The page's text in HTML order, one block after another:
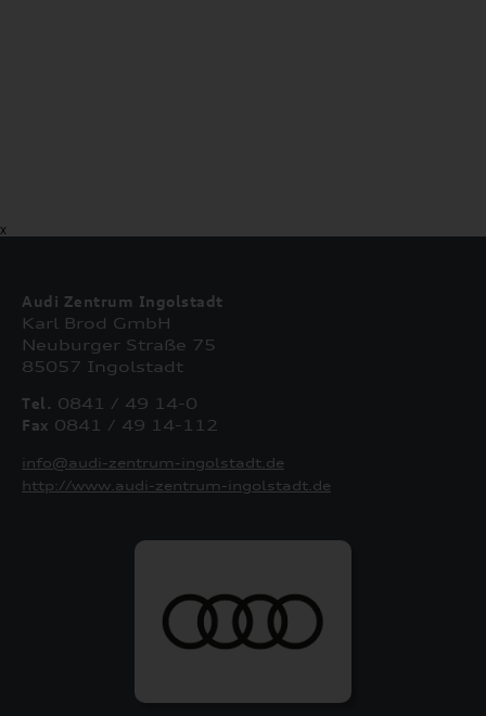
X
Audi Zentrum Ingolstadt
Karl Brod GmbH
Neuburger Straße 75
85057 Ingolstadt
Tel. 0841 / 49 14-0
Fax 0841 / 49 14-112
info@audi-zentrum-ingolstadt.de
http://www.audi-zentrum-ingolstadt.de